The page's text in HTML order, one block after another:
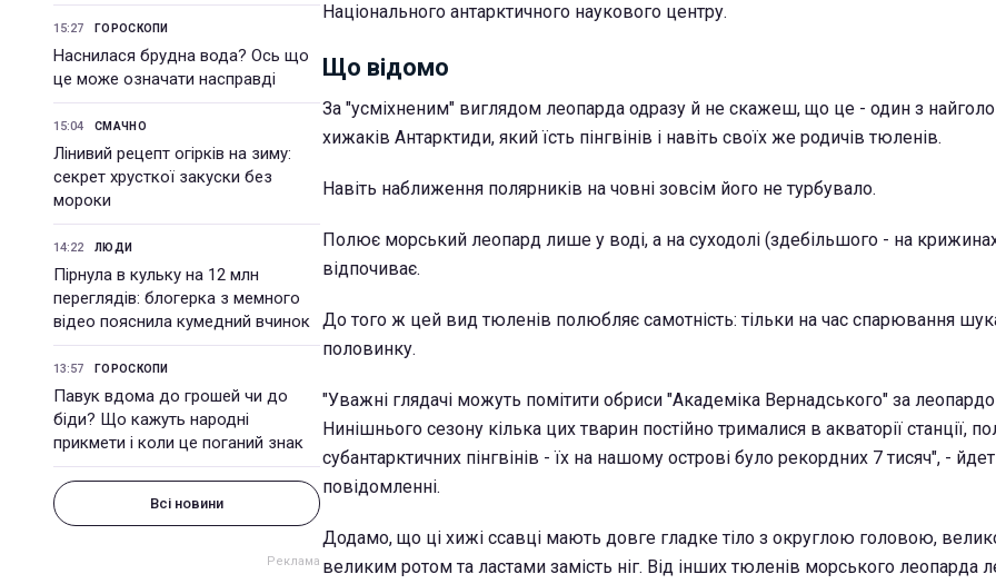
15:27 ГОРОСКОПИ
Наснилася брудна вода? Ось що
це може означати насправді
15:04 СМАЧНО
Лінивий рецепт огірків на зиму:
секрет хрусткої закуски без
мороки
14:22 ЛЮДИ
Пірнула в кульку на 12 млн
переглядів: блогерка з мемного
відео пояснила кумедний вчинок
13:57 ГОРОСКОПИ
Павук вдома до грошей чи до
біди? Що кажуть народні
прикмети і коли це поганий знак
Всі новини
Національного антарктичного наукового центру.
Що відомо
За "усміхненим" виглядом леопарда одразу й не скажеш, що це - один з
хижаків Антарктиди, який їсть пінгвінів і навіть своїх же родичів тюленів.
Навіть наближення полярників на човні зовсім його не турбувало.
Полює морський леопард лише у воді, а на суходолі (здебільшого - на
відпочиває.
До того ж цей вид тюленів полюбляє самотність: тільки на час спарювання
половинку.
"Уважні глядачі можуть помітити обриси "Академіка Вернадського" за
Нинішнього сезону кілька цих тварин постійно трималися в акваторії станції,
субантарктичних пінгвінів - їх на нашому острові було рекордних 7 тисяч", -
повідомленні.
Додамо, що ці хижі ссавці мають довге гладке тіло з округлою головою,
великим ротом та ластами замість ніг. Від інших тюленів морського леопарда